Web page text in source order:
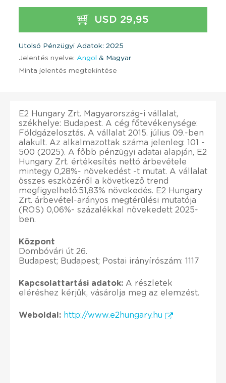
USD 29,95
Utolsó Pénzügyi Adatok: 2025
Jelentés nyelve: Angol & Magyar
Minta jelentés megtekintése
E2 Hungary Zrt. Magyarország-i vállalat,
székhelye: Budapest. A cég főtevékenysége:
Földgázelosztás. A vállalat 2015. július 09.-ben
alakult. Az alkalmazottak száma jelenleg: 101 -
500 (2025). A főbb pénzügyi adatai alapján, E2
Hungary Zrt. értékesítés nettó árbevétele
mintegy 0,28%- növekedést -t mutat. A vállalat
összes eszközéről a következő trend
megfigyelhető:51,83% növekedés. E2 Hungary
Zrt. árbevétel-arányos megtérülési mutatója
(ROS) 0,06%- százalékkal növekedett 2025-
ben.
Központ
Dombóvári út 26.
Budapest; Budapest; Postai irányírószám: 1117
Kapcsolattartási adatok: A részletek
eléréshez kérjük, vásárolja meg az elemzést.
Weboldal: http://www.e2hungary.hu